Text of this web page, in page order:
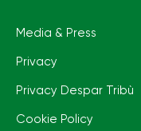
Media & Press
Privacy
Privacy Despar Tribù
Cookie Policy